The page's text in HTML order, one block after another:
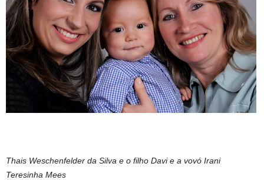
Thais Weschenfelder da Silva e o filho Davi e a vovó Irani
Teresinha Mees